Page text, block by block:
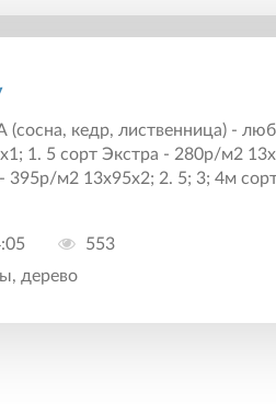
кедр, лиственница) -
1. 5 сорт Экстра - 280р/м2
395р/м2 13х95х2; 2. 5; 3; 4м
553
дерево